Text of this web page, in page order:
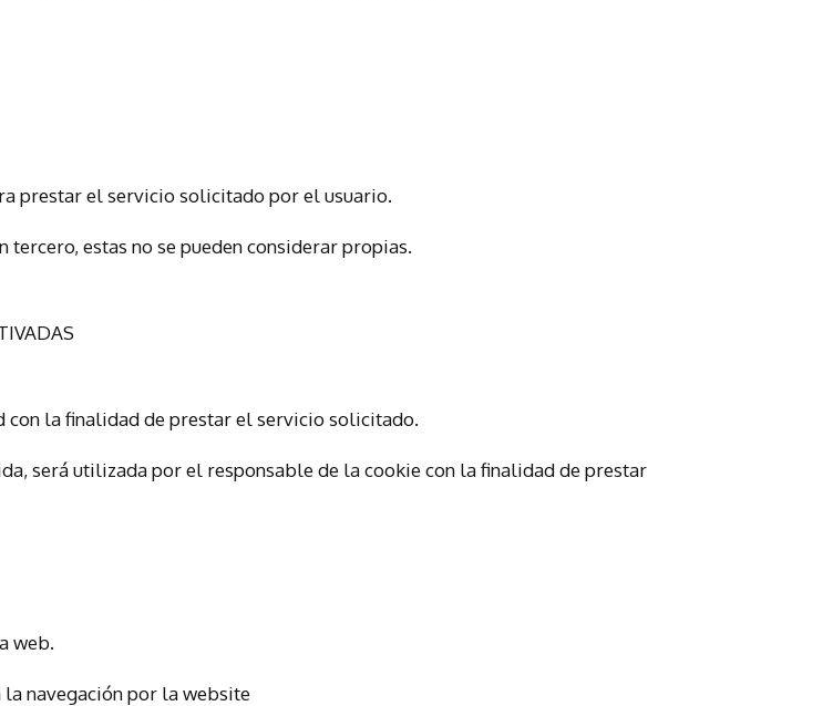
prestar el servicio solicitado por el usuario.
tercero, estas no se pueden considerar propias.
con la finalidad de prestar el servicio solicitado.
será utilizada por el responsable de la cookie con la finalidad de prestar
web.
navegación por la website